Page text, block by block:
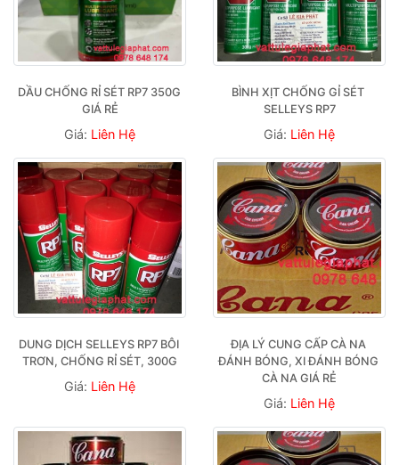
DẦU CHỐNG RỈ SÉT RP7 350G
GIÁ RẺ
Giá: Liên Hệ
BÌNH XỊT CHỐNG GỈ SÉT
SELLEYS RP7
Giá: Liên Hệ
DUNG DỊCH SELLEYS RP7 BÔI
TRƠN, CHỐNG RỈ SÉT, 300G
Giá: Liên Hệ
ĐỊA LÝ CUNG CẤP CÀ NA
ĐÁNH BÓNG, XI ĐÁNH BÓNG
CÀ NA GIÁ RẺ
Giá: Liên Hệ